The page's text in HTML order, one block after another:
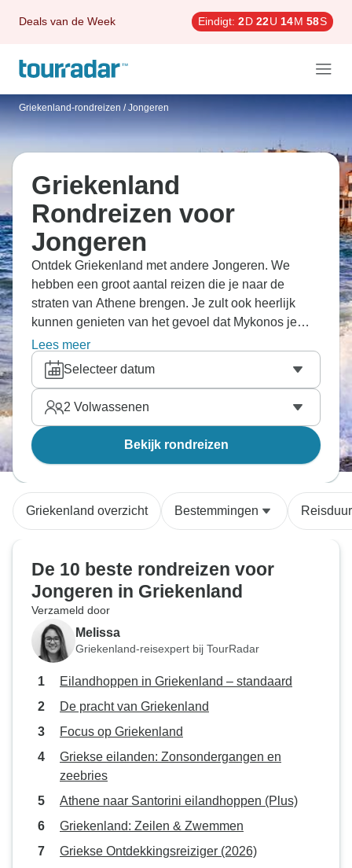
Deals van de Week Eindigt: 2D 22U 14M 57S
Griekenland-rondreizen / Jongeren
Griekenland
Rondreizen voor
Jongeren
Ontdek Griekenland met andere Jongeren. We
hebben een groot aantal reizen die je naar de
straten van Athene brengen. Je zult ook heerlijk
kunnen genieten van het gevoel dat Mykonos je
geeft.
Lees meer
Selecteer datum
2 Volwassenen
Bekijk rondreizen
Griekenland overzicht Bestemmingen Reisduur
De 10 beste rondreizen voor
Jongeren in Griekenland
Verzameld door
Melissa
Griekenland-reisexpert bij TourRadar
Eilandhoppen in Griekenland – standaard
De pracht van Griekenland
Focus op Griekenland
Griekse eilanden: Zonsondergangen en
zeebries
Athene naar Santorini eilandhoppen (Plus)
Griekenland: Zeilen & Zwemmen
Griekse Ontdekkingsreiziger (2026)